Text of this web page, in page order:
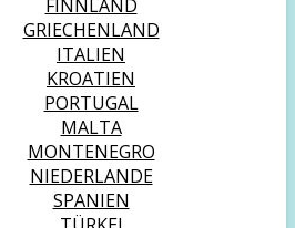
FINNLAND
GRIECHENLAND
ITALIEN
KROATIEN
PORTUGAL
MALTA
MONTENEGRO
NIEDERLANDE
SPANIEN